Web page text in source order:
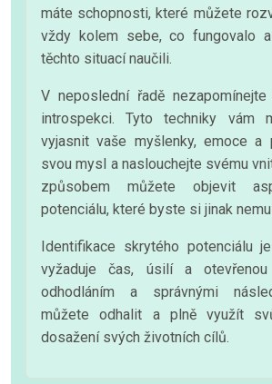
máte schopnosti, které můžete
vždy kolem sebe, co fungovalo
těchto situací naučili.
V neposlední řadě
introspekci. Tyto techniky vám
vyjasnit vaše myšlenky, emoce a
svou mysl a naslouchejte svému
způsobem můžete objevit
potenciálu, které byste si jinak
Identifikace skrytého potenciálu
vyžaduje čas, úsilí a
odhodláním a správnými
můžete odhalit a plně využít
dosažení svých životních cílů.